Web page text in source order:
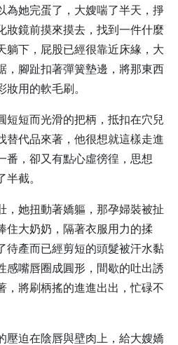
為她完蛋了，大嫂喘了半天，掙
妝鏡前摸來摸去，找到一件什麼
躺下，屁股已經很靠近床緣，大
，腳趾扣著彈簧墊邊，將那東西
用的軟毛刷。
短短而光滑的把柄，抵扣在穴兒
替代品來著，他很想就這樣走進
番，卻又有點心虛徬徨，思想
半截。
，她扭動著嬌軀，那孕婦裝被扯
住大奶奶，隔著衣服用力的揉
待產而已經剪短的頭髮被汗水黏
感嘴唇圈成圓形，間歇的吐出誘
，將刷柄搖的進進出出，忙碌不
壓迫在陰唇與壁肉上，給大嫂嬌